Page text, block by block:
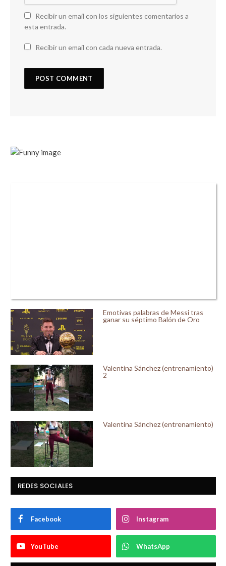
Recibir un email con los siguientes comentarios a
esta entrada.
Recibir un email con cada nueva entrada.
Emotivas palabras de Messi tras
ganar su séptimo Balón de Oro
Valentina Sánchez (entrenamiento)
2
Valentina Sánchez (entrenamiento)
REDES SOCIALES
Facebook Instagram
YouTube WhatsApp